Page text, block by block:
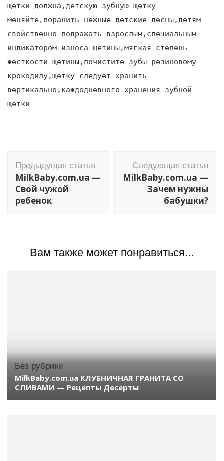
щетки должна,детскую зубную щетку
меняйте,поранить нежные детские десны,детям
свойственно подражать взрослым,специальным
индикатором износа щетины,мягкая степень
жесткости щетины,почистите зубы резиновому
крокодилу,щетку следует хранить
вертикально,каждодневного хранения зубной
щетки
по
записям
Предыдущая статья
MilkBaby.com.ua —
Свой чужой
ребенок
Следующая статья
MilkBaby.com.ua —
Зачем нужны
бабушки?
Вам также может понравиться...
Без рубрики
MilkBaby.com.ua КЛУБНИЧНАЯ ГРАНИТА СО
СЛИВАМИ — Рецепты Десерты